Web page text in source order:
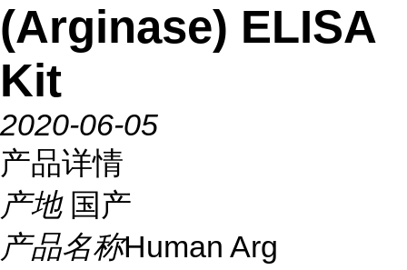
(Arginase) ELISA
Kit
2020-06-05
产品详情
产地 国产
产品名称Human Arg